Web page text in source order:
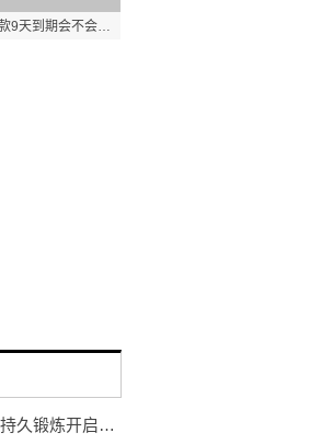
臻有钱贷款9天到期会不会上征信-环球观天下
岩石智能训练器正式发布，男性持久锻炼开启智能浪潮